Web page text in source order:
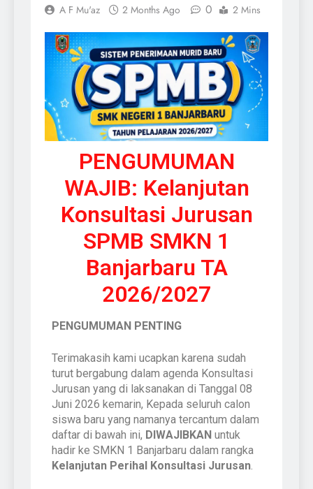
A F Mu'az 2 Months Ago 0 2 Mins
PENGUMUMAN
WAJIB: Kelanjutan
Konsultasi Jurusan
SPMB SMKN 1
Banjarbaru TA
2026/2027
PENGUMUMAN PENTING
Terimakasih kami ucapkan karena sudah
turut bergabung dalam agenda Konsultasi
Jurusan yang di laksanakan di Tanggal 08
Juni 2026 kemarin, Kepada seluruh calon
siswa baru yang namanya tercantum dalam
daftar di bawah ini, DIWAJIBKAN untuk
hadir ke SMKN 1 Banjarbaru dalam rangka
Kelanjutan Perihal Konsultasi Jurusan.